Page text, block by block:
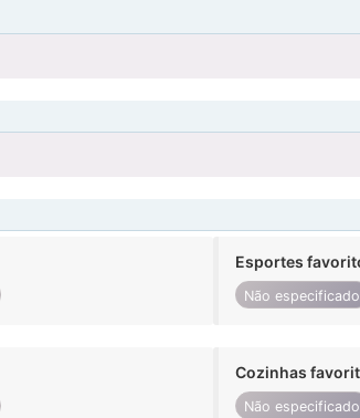
Esportes
Não especificado
Cozinhas
Não especificado